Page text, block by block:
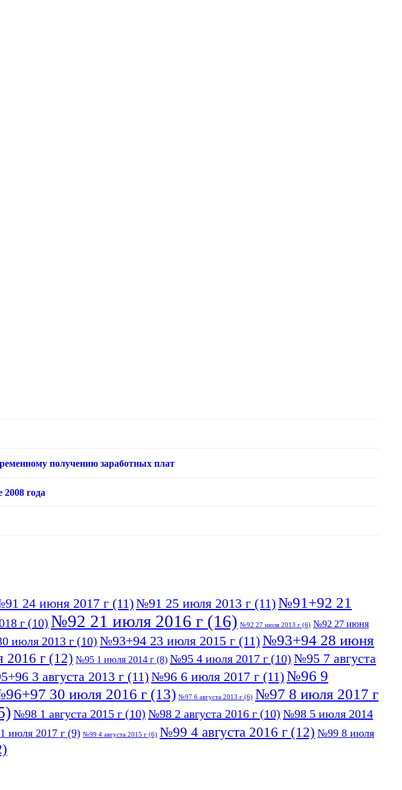
получению заработных плат
года
24 июня 2017 г (11)№91 25 июля 2013 г (11)№91+92 21
г (10) №92 21 июля 2016 г (16) №92 27 июля 2013 г (6) №92 27 июня
июля 2013 г (10) №93+94 23 июля 2015 г (11)№93+94 28 июня
г (12) №95 1 июля 2014 г (8) №95 4 июля 2017 г (10) №95 7 августа
3 августа 2013 г (11)№96 6 июля 2017 г (11)№96 9
30 июля 2016 г (13) №97 6 августа 2013 г (6) №97 8 июля 2017 г
№98 1 августа 2015 г (10) №98 2 августа 2016 г (10) №98 5 июля 2014
июля 2017 г (9) №99 4 августа 2015 г (6) №99 4 августа 2016 г (12) №99 8 июля